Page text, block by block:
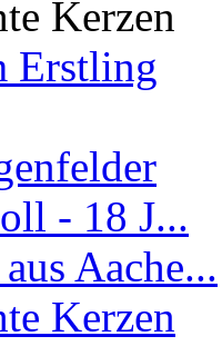
Kerzen
Erstling
- 18 J...
Aache...
Kerzen